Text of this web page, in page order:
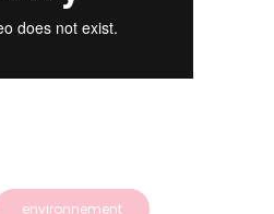
environnement